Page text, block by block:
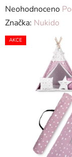
Průměrné
hodnocení
produktu
Neohodnoceno
Značka: Nukido
AKCE